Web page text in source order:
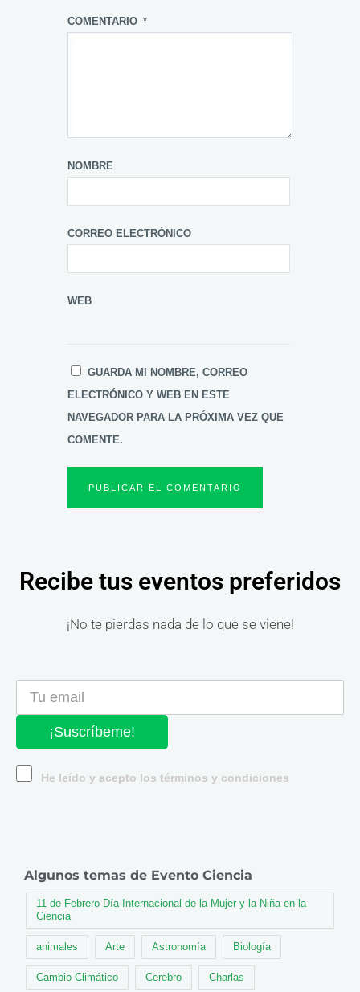
COMENTARIO *
NOMBRE
CORREO ELECTRÓNICO
WEB
GUARDA MI NOMBRE, CORREO
ELECTRÓNICO Y WEB EN ESTE
NAVEGADOR PARA LA PRÓXIMA VEZ QUE
COMENTE.
Recibe tus eventos preferidos
¡No te pierdas nada de lo que se viene!
¡Suscríbeme!
He leído y acepto los términos y condiciones
Algunos temas de Evento Ciencia
11 de Febrero Día Internacional de la Mujer y la Niña en la
Ciencia
animales Arte Astronomía Biología
Cambio Climático Cerebro Charlas